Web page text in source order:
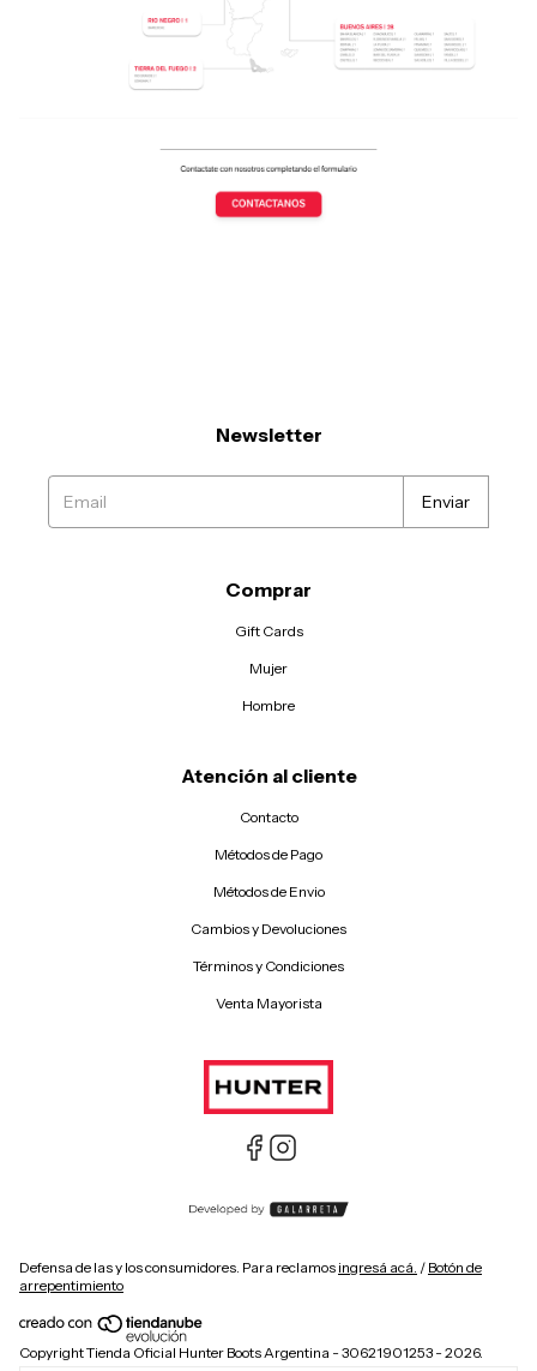
Newsletter
Comprar
Gift Cards
Mujer
Hombre
Atención al cliente
Contacto
Métodos de Pago
Métodos de Envio
Cambios y Devoluciones
Términos y Condiciones
Venta Mayorista
Defensa de las y los consumidores. Para reclamos ingresá acá. / Botón de
arrepentimiento
Copyright Tienda Oficial Hunter Boots Argentina - 30621901253 - 2026.